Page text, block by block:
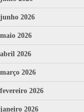
junho 2026
maio 2026
abril 2026
março 2026
fevereiro 2026
janeiro 2026